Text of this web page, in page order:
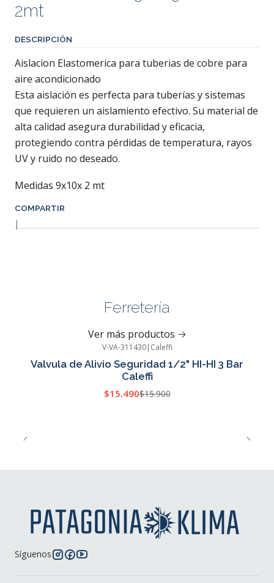
2mt
DESCRIPCIÓN
Aislacion Elastomerica para tuberias de cobre para
aire acondicionado
Esta aislación es perfecta para tuberías y sistemas
que requieren un aislamiento efectivo. Su material de
alta calidad asegura durabilidad y eficacia,
protegiendo contra pérdidas de temperatura, rayos
UV y ruido no deseado.
Medidas 9x10x 2 mt
COMPARTIR
|
Ferretería
Ver más productos
-3% OFF
V-VA-311430| Caleffi
Valvula de Alivio Seguridad 1/2" HI-HI 3 Bar
Caleffi
$15.490$15.900
Síguenos